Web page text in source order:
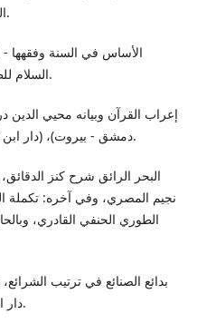
الرشد، الرياض، ط1، 1422ه - 2001م.
الأساس في السنة وفقهها -
السلام للطباعة والنشر، ط1، 1414هـ - 1994م.
إعراب القرآن وبيانه محيي
دمشق - بيروت)، (دار ابن كثير - دمشق - بيروت)، ط4، 1415هـ.
البحر الرائق شرح كنز
نجيم المصري، وفي آخره: تكملة
بدائع الصنائع في ترتيب
دار الكتب العلمية، ط2، 1406هـ - 1986م.